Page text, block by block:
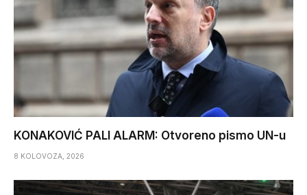
KONAKOVIĆ PALI ALARM: Otvoreno pismo UN-u
8 KOLOVOZA, 2026